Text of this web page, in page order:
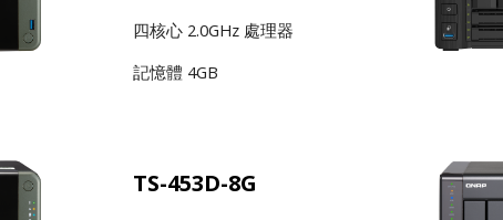
四核心 2.0GHz 處理器
記憶體 4GB
TS-453D-8G